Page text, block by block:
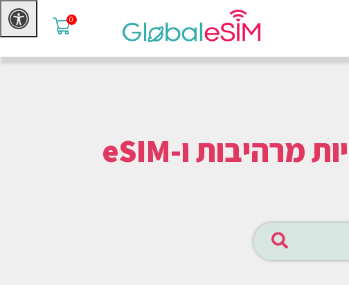
0
טסים למרטיניק? נופש מושלם, אטרקציות מרהיבות ו-eSIM